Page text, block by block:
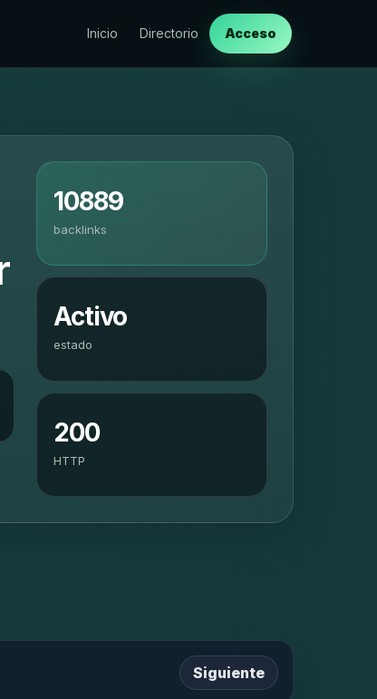
Inicio Directorio Acceso
10889
backlinks
Activo
estado
200
HTTP
Siguiente